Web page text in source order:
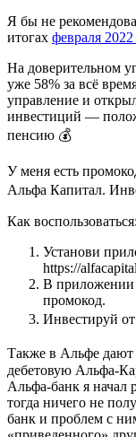
Я бы не
итогах февраля 2022
На доверительном
уже 58% за всё
управление и
инвестиций —
пенсию 💰
У меня есть
Альфа Капитал.
Как воспользоваться:
Установи
https://
В приложении
промокод.
Инвестируй
Также в Альфе
дебетовую Альфа-
Альфа-банк я начал
тогда ничего не
банк и проблем с